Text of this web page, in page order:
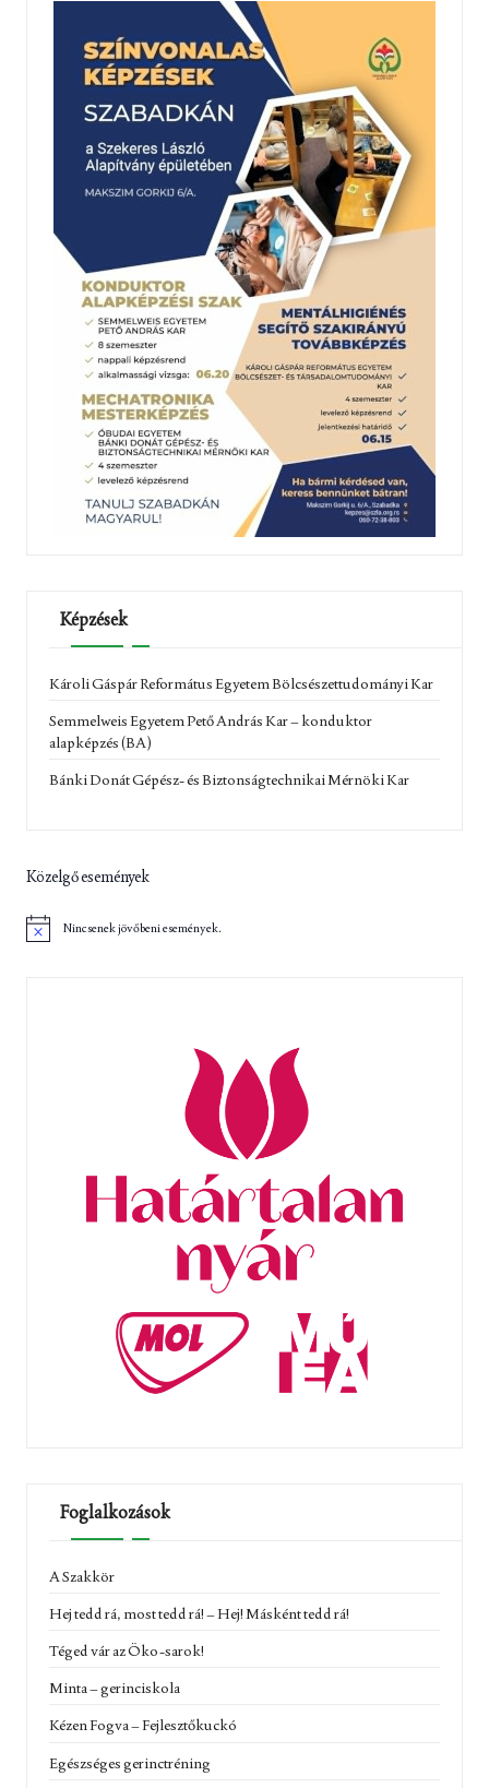
Képzések
Károli Gáspár Református Egyetem Bölcsészettudományi Kar
Semmelweis Egyetem Pető András Kar – konduktor
alapképzés (BA)
Bánki Donát Gépész- és Biztonságtechnikai Mérnöki Kar
Közelgő események
Nincsenek jövőbeni események.
Foglalkozások
A Szakkör
Hej tedd rá, most tedd rá! – Hej! Másként tedd rá!
Téged vár az Öko-sarok!
Minta – gerinciskola
Kézen Fogva – Fejlesztőkuckó
Egészséges gerinctréning